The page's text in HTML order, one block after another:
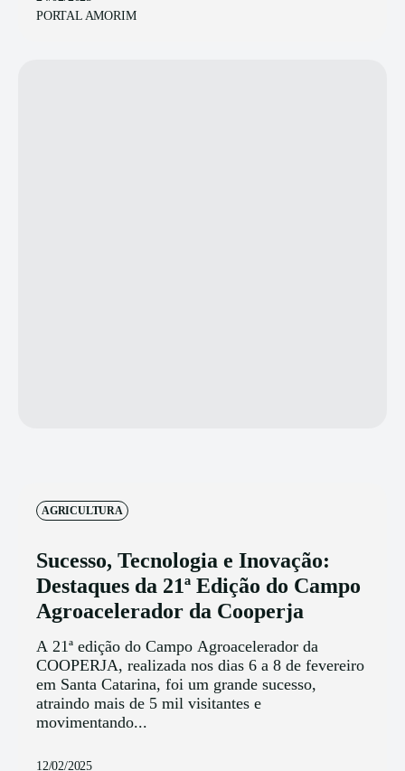
PORTAL AMORIM
AGRICULTURA
Sucesso, Tecnologia e Inovação:
Destaques da 21ª Edição do Campo
Agroacelerador da Cooperja
A 21ª edição do Campo Agroacelerador da
COOPERJA, realizada nos dias 6 a 8 de fevereiro
em Santa Catarina, foi um grande sucesso,
atraindo mais de 5 mil visitantes e
movimentando...
12/02/2025